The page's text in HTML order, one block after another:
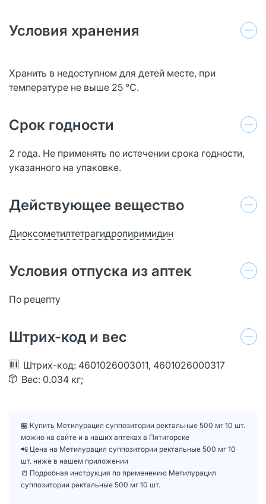
Условия хранения
Хранить в недоступном для детей месте, при
температуре не выше 25 °С.
Срок годности
2 года. Не применять по истечении срока годности,
указанного на упаковке.
Действующее вещество
Диоксометилтетрагидропиримидин
Условия отпуска из аптек
По рецепту
Штрих-код и вес
Штрих-код: 4601026003011, 4601026000317
Вес: 0.034 кг;
🏪 Купить Метилурацил суппозитории ректальные 500 мг 10 шт.
можно на сайте и в наших аптеках в Пятигорске
📲 Цена на Метилурацил суппозитории ректальные 500 мг 10
шт. ниже в нашем приложении
📒 Подробная инструкция по применению Метилурацил
суппозитории ректальные 500 мг 10 шт.